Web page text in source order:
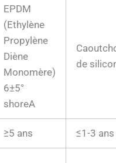
EPDM
(Ethylène
Propylène
Diène
Monomère)
6±5°
shoreA
de
≥5 ans ≤1-3 ans